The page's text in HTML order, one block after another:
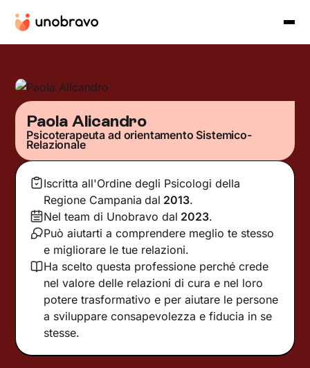
Paola Alicandro
Psicoterapeuta ad orientamento Sistemico-
Relazionale
Iscritta all'Ordine degli Psicologi della
Regione Campania dal 2013.
Nel team di Unobravo dal 2023.
Può aiutarti a comprendere meglio te stesso
e migliorare le tue relazioni.
Ha scelto questa professione perché crede
nel valore delle relazioni di cura e nel loro
potere trasformativo e per aiutare le persone
a sviluppare consapevolezza e fiducia in se
stesse.